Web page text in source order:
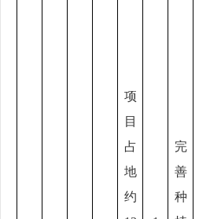
项
目
占
地
约
完
善
种